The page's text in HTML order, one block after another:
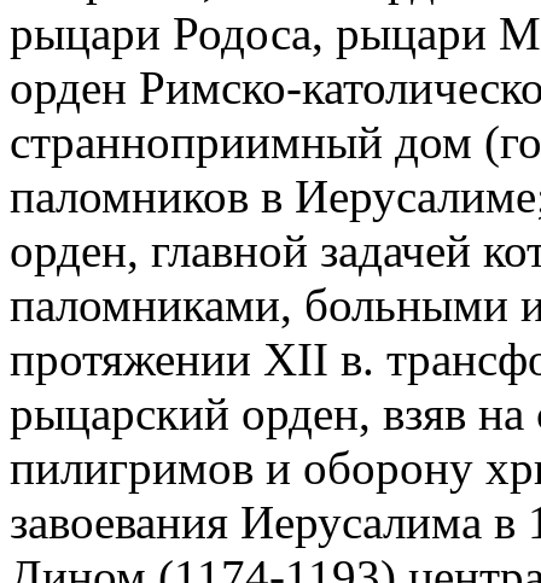
рыцари Родоса, рыцари
орден Римско-
странноприимный дом
паломников в
орден, главной задачей
паломниками,
протяжении XII в.
рыцарский орден, взяв
пилигримов и оборону
завоевания Иерусалима в